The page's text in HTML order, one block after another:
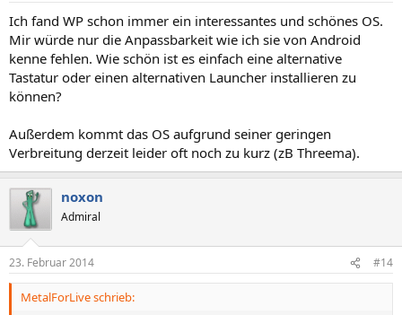
Ich fand WP schon immer ein interessantes und schönes OS.
Mir würde nur die Anpassbarkeit wie ich sie von Android
kenne fehlen. Wie schön ist es einfach eine alternative
Tastatur oder einen alternativen Launcher installieren zu
können?
Außerdem kommt das OS aufgrund seiner geringen
Verbreitung derzeit leider oft noch zu kurz (zB Threema).
noxon
Admiral
23. Februar 2014 #14
MetalForLive schrieb: